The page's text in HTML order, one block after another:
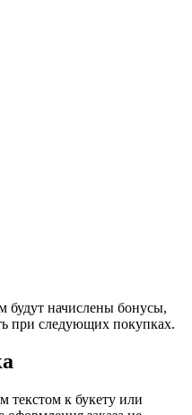
будут начислены бонусы,
при следующих покупках.
к букету или